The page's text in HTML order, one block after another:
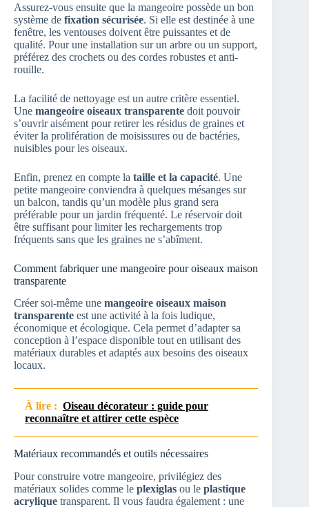
Assurez-vous ensuite que la mangeoire possède un bon
système de fixation sécurisée. Si elle est destinée à une
fenêtre, les ventouses doivent être puissantes et de
qualité. Pour une installation sur un arbre ou un support,
préférez des crochets ou des cordes robustes et anti-
rouille.
La facilité de nettoyage est un autre critère essentiel.
Une mangeoire oiseaux transparente doit pouvoir
s’ouvrir aisément pour retirer les résidus de graines et
éviter la prolifération de moisissures ou de bactéries,
nuisibles pour les oiseaux.
Enfin, prenez en compte la taille et la capacité. Une
petite mangeoire conviendra à quelques mésanges sur
un balcon, tandis qu’un modèle plus grand sera
préférable pour un jardin fréquenté. Le réservoir doit
être suffisant pour limiter les rechargements trop
fréquents sans que les graines ne s’abîment.
Comment fabriquer une mangeoire pour oiseaux maison
transparente
Créer soi-même une mangeoire oiseaux maison
transparente est une activité à la fois ludique,
économique et écologique. Cela permet d’adapter sa
conception à l’espace disponible tout en utilisant des
matériaux durables et adaptés aux besoins des oiseaux
locaux.
À lire : Oiseau décorateur : guide pour
reconnaître et attirer cette espèce
Matériaux recommandés et outils nécessaires
Pour construire votre mangeoire, privilégiez des
matériaux solides comme le plexiglas ou le plastique
acrylique transparent. Il vous faudra également : une